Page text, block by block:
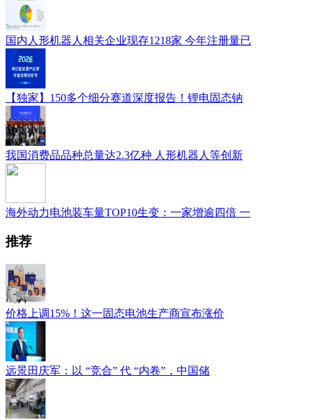
国内人形机器人相关企业现存1218家 今年注册量已
【独家】150多个细分赛道深度报告！锂电固态钠
我国消费品品种总量达2.3亿种 人形机器人等创新
海外动力电池装车量TOP10生变：一家增逾四倍 一
推荐
价格上调15%！这一固态电池生产商宣布涨价
远景田庆军：以 “竞合” 代 “内卷”，中国储